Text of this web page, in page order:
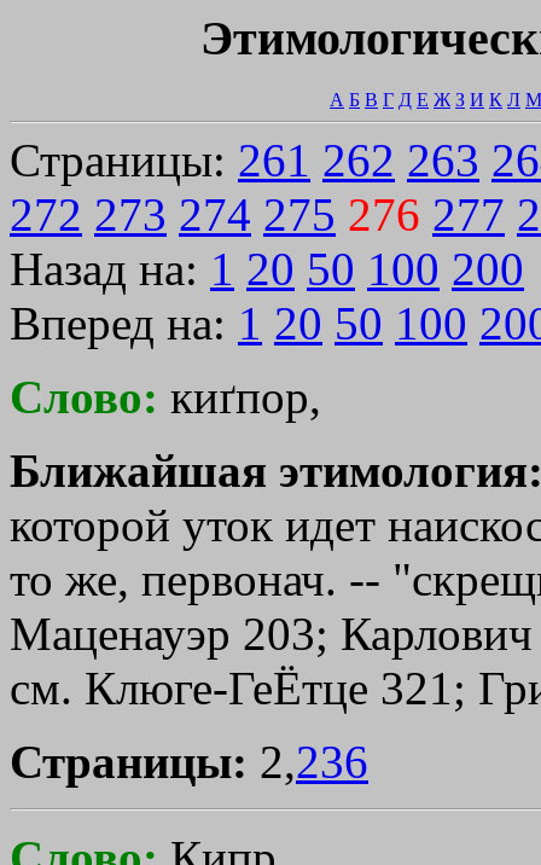
А Б В Г Д Е Ж З И К Л М
Страницы: 261 262 263
272 273 274 275 276 277
Назад на: 1 20 50 100 200
Вперед на: 1 20 50 100
Слово: киґпор,
Ближайшая
которой уток идет
то же, первонач. --
Маценауэр 203;
см. Клюге-ГеЁтце 321;
Страницы: 2,236